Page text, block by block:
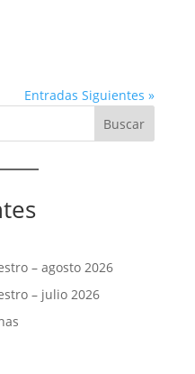
Entradas Siguientes »
– agosto 2026
– julio 2026